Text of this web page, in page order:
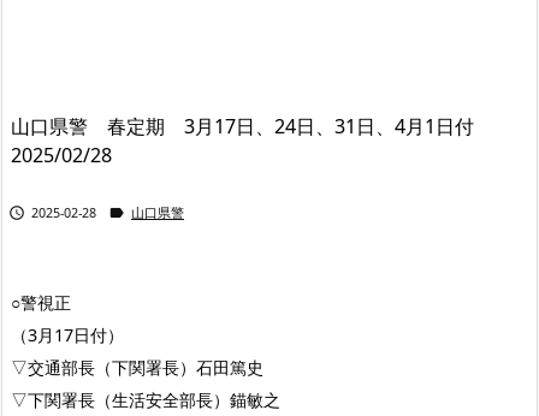
山口県警 春定期 3月17日、24日、31日、4月1日付
2025/02/28
 2025-02-28  山口県警
○警視正
（3月17日付）
▽交通部長（下関署長）石田篤史
▽下関署長（生活安全部長）錨敏之